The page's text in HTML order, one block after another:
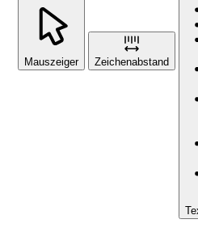
Mauszeiger Zeichenabstand